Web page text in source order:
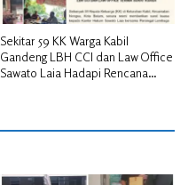
Sekitar 59 KK Warga Kabil
Gandeng LBH CCI dan Law Office
Sawato Laia Hadapi Rencana